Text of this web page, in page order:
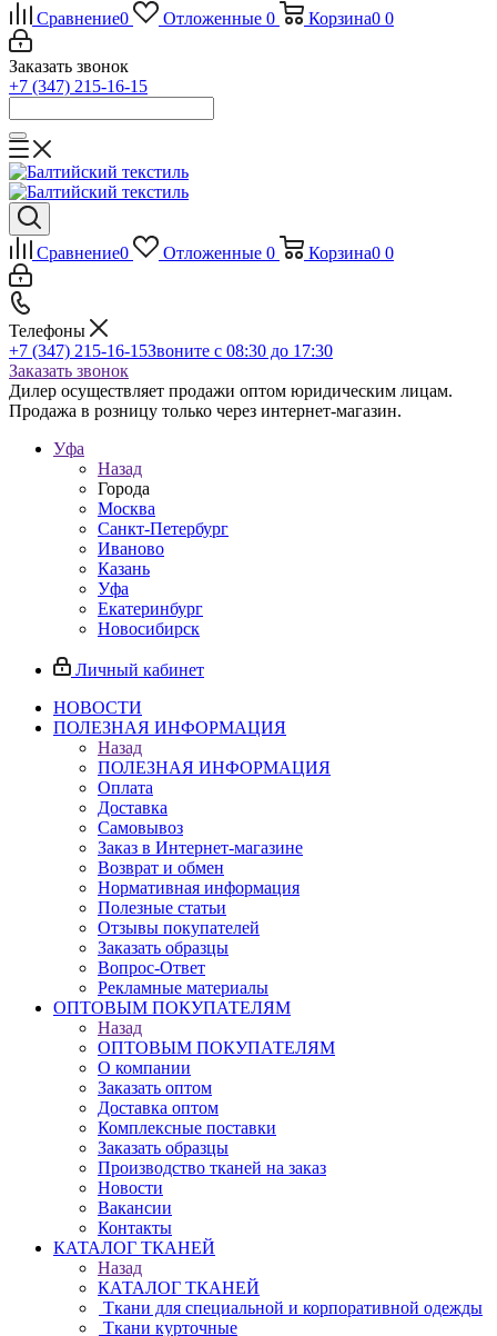
Сравнение0 Отложенные 0 Корзина0 0
Заказать звонок
+7 (347) 215-16-15
Сравнение0 Отложенные 0 Корзина0 0
Телефоны
+7 (347) 215-16-15Звоните с 08:30 до 17:30
Заказать звонок
Дилер осуществляет продажи оптом юридическим лицам.
Продажа в розницу только через интернет-магазин.
Уфа
Назад
Города
Москва
Санкт-Петербург
Иваново
Казань
Уфа
Екатеринбург
Новосибирск
Личный кабинет
НОВОСТИ
ПОЛЕЗНАЯ ИНФОРМАЦИЯ
Назад
ПОЛЕЗНАЯ ИНФОРМАЦИЯ
Оплата
Доставка
Самовывоз
Заказ в Интернет-магазине
Возврат и обмен
Нормативная информация
Полезные статьи
Отзывы покупателей
Заказать образцы
Вопрос-Ответ
Рекламные материалы
ОПТОВЫМ ПОКУПАТЕЛЯМ
Назад
ОПТОВЫМ ПОКУПАТЕЛЯМ
О компании
Заказать оптом
Доставка оптом
Комплексные поставки
Заказать образцы
Производство тканей на заказ
Новости
Вакансии
Контакты
КАТАЛОГ ТКАНЕЙ
Назад
КАТАЛОГ ТКАНЕЙ
Ткани для специальной и корпоративной одежды
Ткани курточные